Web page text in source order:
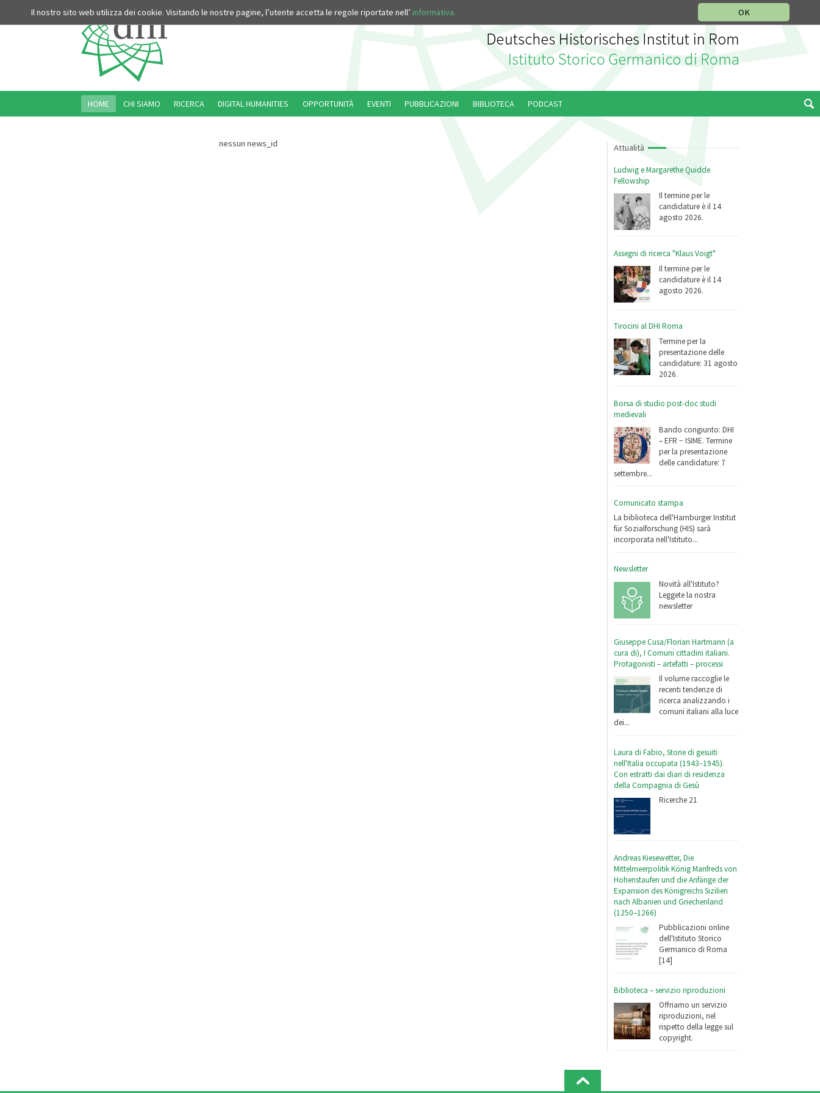
OK
Il nostro sito web utilizza dei cookie. Visitando le nostre pagine, l’utente accetta le regole riportate nell’ informativa.
Attualità
Ludwig e Margarethe Quidde
Fellowship
Il termine per le
candidature è il 14
agosto 2026.
Assegni di ricerca "Klaus Voigt"
Il termine per le
candidature è il 14
agosto 2026.
Tirocini al DHI Roma
Termine per la
presentazione delle
candidature: 31 agosto
2026.
Borsa di studio post-doc studi
medievali
Bando congiunto: DHI
– EFR − ISIME. Termine
per la presentazione
delle candidature: 7
settembre...
Comunicato stampa
La biblioteca dell'Hamburger Institut
für Sozialforschung (HIS) sarà
incorporata nell'Istituto...
Newsletter
Novità all'Istituto?
Leggete la nostra
newsletter
Giuseppe Cusa/Florian Hartmann (a
cura di), I Comuni cittadini italiani.
Protagonisti – artefatti – processi
Il volume raccoglie le
recenti tendenze di
ricerca analizzando i
comuni italiani alla luce
dei...
Laura di Fabio, Storie di gesuiti
nell'Italia occupata (1943–1945).
Con estratti dai diari di residenza
della Compagnia di Gesù
Ricerche 21
Andreas Kiesewetter, Die
Mittelmeerpolitik König Manfreds von
Hohenstaufen und die Anfänge der
Expansion des Königreichs Sizilien
nach Albanien und Griechenland
(1250–1266)
Pubblicazioni online
dell'Istituto Storico
Germanico di Roma
[14]
Biblioteca – servizio riproduzioni
Offriamo un servizio
riproduzioni, nel
rispetto della legge sul
copyright.
nessun news_id
HOME CHI SIAMO RICERCA DIGITAL HUMANITIES OPPORTUNITÀ EVENTI PUBBLICAZIONI BIBLIOTECA PODCAST